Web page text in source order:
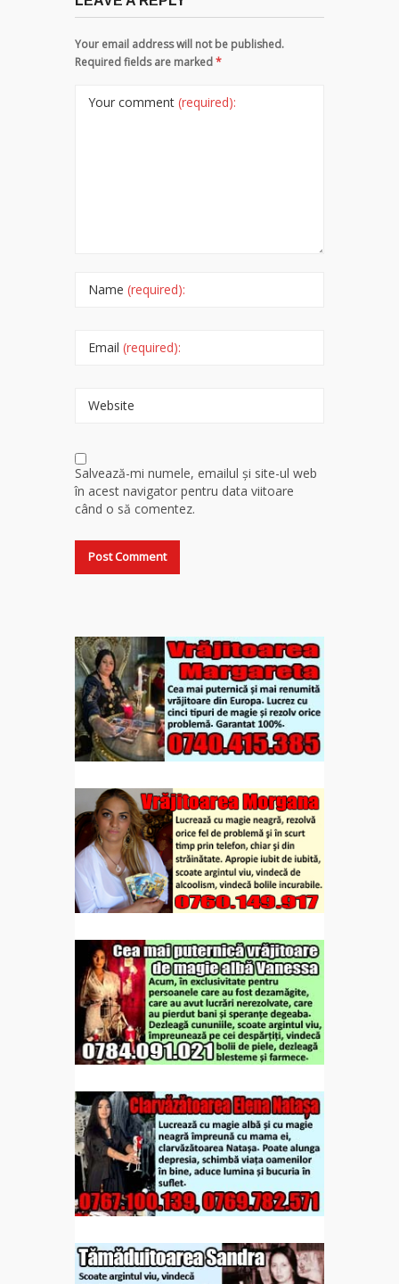
Your email address will not be published.
Required fields are marked*
Your comment (required):
Name (required):
Email (required):
Website
Salvează-mi numele, emailul și site-ul web
în acest navigator pentru data viitoare
când o să comentez.